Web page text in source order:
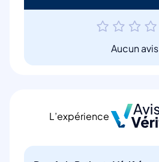
Aucun avis
L’expérience